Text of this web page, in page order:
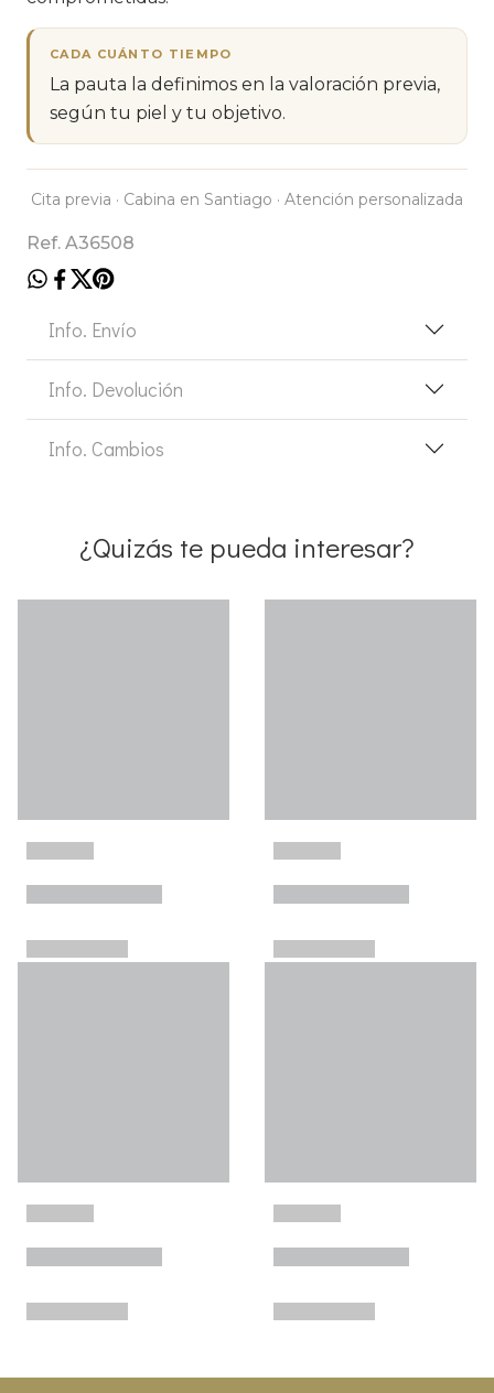
CADA CUÁNTO TIEMPO
La pauta la definimos en la valoración previa,
según tu piel y tu objetivo.
Cita previa · Cabina en Santiago · Atención personalizada
Ref. A36508
Info. Envío
Info. Devolución
Info. Cambios
¿Quizás te pueda interesar?